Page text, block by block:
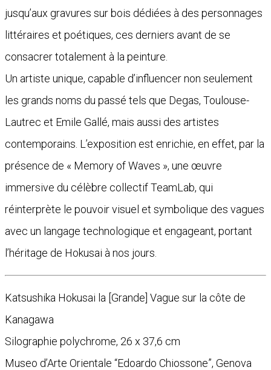
jusqu’aux gravures sur bois dédiées à des personnages
littéraires et poétiques, ces derniers avant de se
consacrer totalement à la peinture.
Un artiste unique, capable d’influencer non seulement
les grands noms du passé tels que Degas, Toulouse-
Lautrec et Emile Gallé, mais aussi des artistes
contemporains. L’exposition est enrichie, en effet, par la
présence de « Memory of Waves », une œuvre
immersive du célèbre collectif TeamLab, qui
réinterprète le pouvoir visuel et symbolique des vagues
avec un langage technologique et engageant, portant
l’héritage de Hokusai à nos jours.
Katsushika Hokusai la [Grande] Vague sur la côte de
Kanagawa
Silographie polychrome, 26 x 37,6 cm
Museo d’Arte Orientale “Edoardo Chiossone”, Genova